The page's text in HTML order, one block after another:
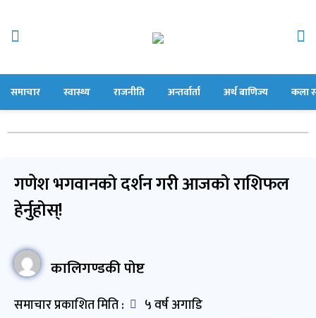
समाचार स्वास्थ्य राजनीति अन्तर्वार्ता अर्थ बाणिज्य कला
गणेश भगवानको दर्शन गरी आजको राशिफल
हेर्नुहोस्!
कालिगण्डकी पोष्ट
समाचार प्रकाशित मिति : ५ वर्ष अगाडि